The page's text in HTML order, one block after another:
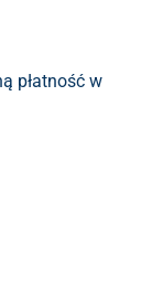
płatność w